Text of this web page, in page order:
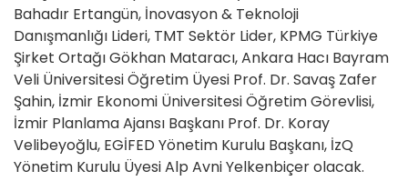
Bahadır Ertangün, İnovasyon & Teknoloji
Danışmanlığı Lideri, TMT Sektör Lider, KPMG Türkiye
Şirket Ortağı Gökhan Mataracı, Ankara Hacı Bayram
Veli Üniversitesi Öğretim Üyesi Prof. Dr. Savaş Zafer
Şahin, İzmir Ekonomi Üniversitesi Öğretim Görevlisi,
İzmir Planlama Ajansı Başkanı Prof. Dr. Koray
Velibeyoğlu, EGİFED Yönetim Kurulu Başkanı, İzQ
Yönetim Kurulu Üyesi Alp Avni Yelkenbiçer olacak.